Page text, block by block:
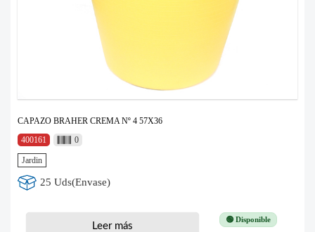
CAPAZO BRAHER CREMA Nº 4 57X36
400161
0
Jardin
25 Uds(Envase)
🟢 Disponible
Leer más